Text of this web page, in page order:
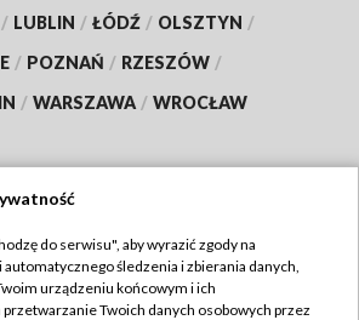
/ LUBLIN / ŁÓDŹ / OLSZTYN /
/ POZNAŃ / RZESZÓW /
/ WARSZAWA / WROCŁAW
TVP
do serwisu", aby wyrazić zgody na
śledzenia i zbierania danych,
urządzeniu końcowym i ich
Twoich danych osobowych przez